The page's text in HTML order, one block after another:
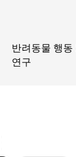
반려동물 행
연구